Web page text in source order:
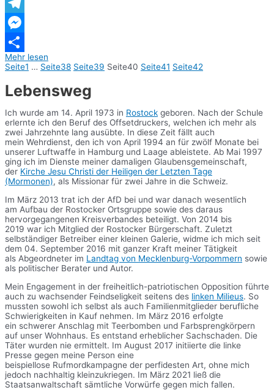
WhatsApp
Telegram
Messenger
Teilen
Mehr lesen
Seite1 … Seite38 Seite39 Seite40 Seite41 Seite42
Lebensweg
Ich wurde am 14. April 1973 in Rostock geboren. Nach der Schule
erlernte ich den Beruf des Offsetdruckers, welchen ich mehr als
zwei Jahrzehnte lang ausübte. In diese Zeit fällt auch
mein Wehrdienst, den ich von April 1994 an für zwölf Monate bei
unserer Luftwaffe in Hamburg und Laage ableistete. Ab Mai 1997
ging ich im Dienste meiner damaligen Glaubensgemeinschaft,
der Kirche Jesu Christi der Heiligen der Letzten Tage
(Mormonen), als Missionar für zwei Jahre in die Schweiz.
Im März 2013 trat ich der AfD bei und war danach wesentlich
am Aufbau der Rostocker Ortsgruppe sowie des daraus
hervorgegangenen Kreisverbandes beteiligt. Von 2014 bis
2019 war ich Mitglied der Rostocker Bürgerschaft. Zuletzt
selbständiger Betreiber einer kleinen Galerie, widme ich mich seit
dem 04. September 2016 mit ganzer Kraft meiner Tätigkeit
als Abgeordneter im Landtag von Mecklenburg-Vorpommern sowie
als politischer Berater und Autor.
Mein Engagement in der freiheitlich-patriotischen Opposition führte
auch zu wachsender Feindseligkeit seitens des linken Milieus. So
mussten sowohl ich selbst als auch Familienmitglieder berufliche
Schwierigkeiten in Kauf nehmen. Im März 2016 erfolgte
ein schwerer Anschlag mit Teerbomben und Farbsprengkörpern
auf unser Wohnhaus. Es entstand erheblicher Sachschaden. Die
Täter wurden nie ermittelt. Im August 2017 initiierte die linke
Presse gegen meine Person eine
beispiellose Rufmordkampagne der perfidesten Art, ohne mich
jedoch nachhaltig kleinzukriegen. Im März 2021 ließ die
Staatsanwaltschaft sämtliche Vorwürfe gegen mich fallen.